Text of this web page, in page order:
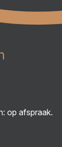
op afspraak.